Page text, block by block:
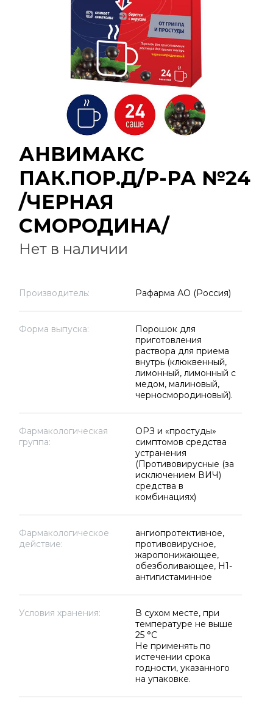
АНВИМАКС
ПАК.ПОР.Д/Р-РА №24
/ЧЕРНАЯ
СМОРОДИНА/
Нет в наличии
Производитель: Рафарма АО (Россия)
Форма выпуска:
Порошок для
приготовления
раствора для приема
внутрь (клюквенный,
лимонный, лимонный с
медом, малиновый,
черносмородиновый).
Фармакологическая
группа:
ОРЗ и «простуды»
симптомов средства
устранения
(Противовирусные (за
исключением ВИЧ)
средства в
комбинациях)
Фармакологическое
действие:
ангиопротективное,
противовирусное,
жаропонижающее,
обезболивающее, H1-
антигистаминное
Условия хранения:
В сухом месте, при
температуре не выше
25 °C
Не применять по
истечении срока
годности, указанного
на упаковке.